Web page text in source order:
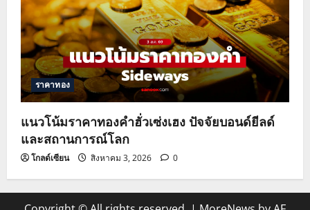
ราคาทอง
แนวโน้มราคาทองคำฮั่วเซ่งเฮง ปัจจัยบอนด์ยีลด์
และสถานการณ์โลก
โกลด์เซียน สิงหาคม 3, 2026 0